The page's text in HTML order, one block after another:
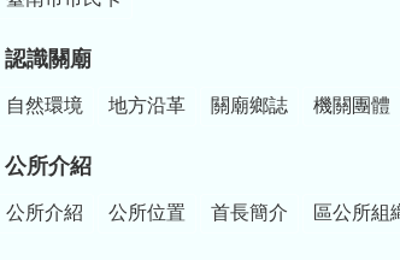
認識關廟
自然環境 地方沿革 關廟鄉誌 機關團體
公所介紹
公所介紹 公所位置 首長簡介 區公所組